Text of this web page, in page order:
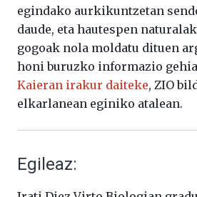
egindako aurkikuntzetan
daude, eta hautespen
gogoak nola moldatu dituen
honi buruzko informazio
Kaieran irakur daiteke, ZIO
elkarlanean eginiko atalean.
Egileaz: